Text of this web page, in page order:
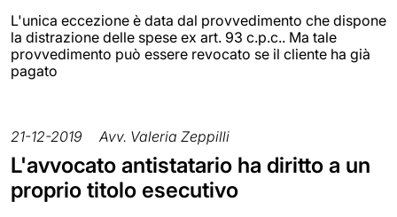
L'unica eccezione è data dal provvedimento che dispone
la distrazione delle spese ex art. 93 c.p.c.. Ma tale
provvedimento può essere revocato se il cliente ha già
pagato
21-12-2019 Avv. Valeria Zeppilli
L'avvocato antistatario ha diritto a un
proprio titolo esecutivo